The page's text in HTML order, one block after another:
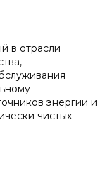
в отрасли
энергии и
чистых